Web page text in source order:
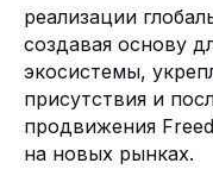
реализации
создавая основу
экосистемы,
присутствия и
продвижения
на новых рынках.
Документы и политики
Горячая линия
Горячая линия
Организация
требованиям
Регистрационный
организации № 02-23-